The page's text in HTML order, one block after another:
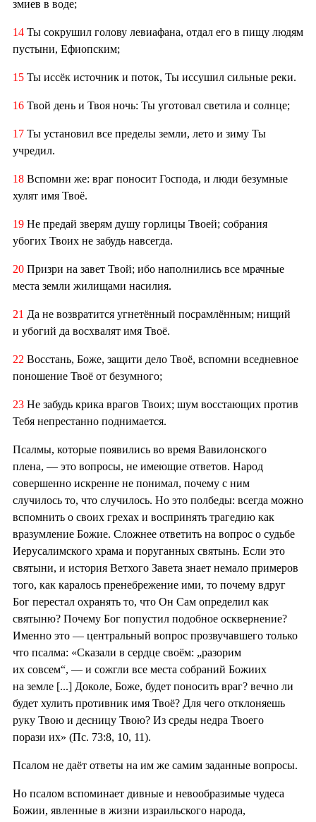
змиев в воде;
14 Ты сокрушил голову левиафана, отдал его в пищу людям
пустыни, Ефиопским;
15 Ты иссёк источник и поток, Ты иссушил сильные реки.
16 Твой день и Твоя ночь: Ты уготовал светила и солнце;
17 Ты установил все пределы земли, лето и зиму Ты
учредил.
18 Вспомни же: враг поносит Господа, и люди безумные
хулят имя Твоё.
19 Не предай зверям душу горлицы Твоей; собрания
убогих Твоих не забудь навсегда.
20 Призри на завет Твой; ибо наполнились все мрачные
места земли жилищами насилия.
21 Да не возвратится угнетённый посрамлённым; нищий
и убогий да восхвалят имя Твоё.
22 Восстань, Боже, защити дело Твоё, вспомни вседневное
поношение Твоё от безумного;
23 Не забудь крика врагов Твоих; шум восстающих против
Тебя непрестанно поднимается.
Псалмы, которые появились во время Вавилонского
плена, — это вопросы, не имеющие ответов. Народ
совершенно искренне не понимал, почему с ним
случилось то, что случилось. Но это полбеды: всегда можно
вспомнить о своих грехах и воспринять трагедию как
вразумление Божие. Сложнее ответить на вопрос о судьбе
Иерусалимского храма и поруганных святынь. Если это
святыни, и история Ветхого Завета знает немало примеров
того, как каралось пренебрежение ими, то почему вдруг
Бог перестал охранять то, что Он Сам определил как
святыню? Почему Бог попустил подобное осквернение?
Именно это — центральный вопрос прозвучавшего только
что псалма: «Сказали в сердце своём: „разорим
их совсем“, — и сожгли все места собраний Божиих
на земле [...] Доколе, Боже, будет поносить враг? вечно ли
будет хулить противник имя Твоё? Для чего отклоняешь
руку Твою и десницу Твою? Из среды недра Твоего
порази их» (Пс. 73:8, 10, 11).
Псалом не даёт ответы на им же самим заданные вопросы.
Но псалом вспоминает дивные и невообразимые чудеса
Божии, явленные в жизни израильского народа,